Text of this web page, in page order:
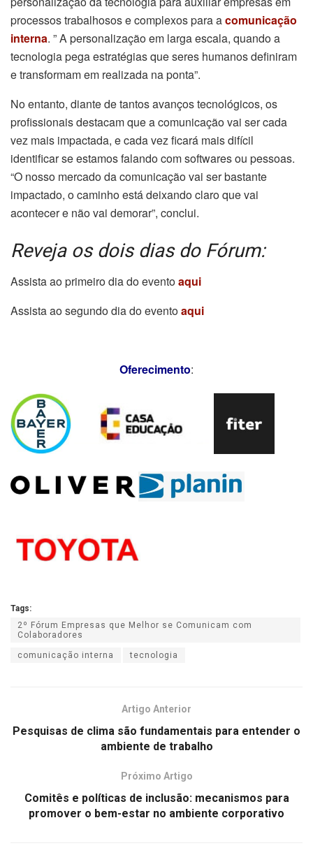
processos trabalhosos e complexos para acomunicação
interna. ” A personalização em larga escala, quando a
tecnologia pega estratégias que seres humanos definiram
e transformam em realizada na ponta”.
No entanto, diante de tantos avanços tecnológicos, os
profissionais destacam que a comunicação vai ser cada
vez mais impactada, e cada vez ficará mais difícil
identificar se estamos falando com softwares ou pessoas.
“O nosso mercado da comunicação vai ser bastante
impactado, o caminho está deixando claro que vai
acontecer e não vai demorar”, conclui.
Reveja os dois dias do Fórum:
Assista ao primeiro dia do eventoaqui
Assista ao segundo dia do eventoaqui
Oferecimento:
Tags:
2º Fórum Empresas que Melhor se Comunicam com
Colaboradores
comunicação interna tecnologia
Artigo Anterior
Pesquisas de clima são fundamentais para entender o
ambiente de trabalho
Próximo Artigo
Comitês e políticas de inclusão: mecanismos para
promover o bem-estar no ambiente corporativo